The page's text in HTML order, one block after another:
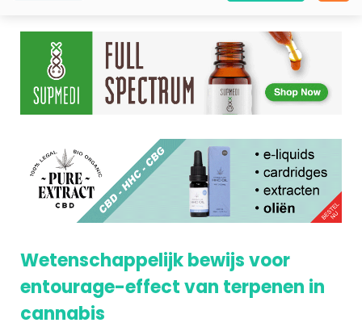
Wetenschappelijk bewijs voor
entourage-effect van terpenen in
cannabis